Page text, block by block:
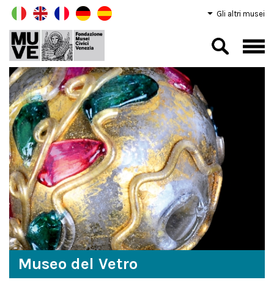
Gli altri musei
Museo del Vetro